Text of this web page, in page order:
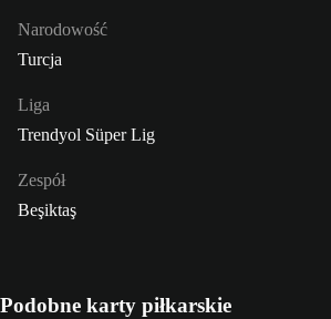
Narodowość
Turcja
Liga
Trendyol Süper Lig
Zespół
Beşiktaş
Podobne karty piłkarskie